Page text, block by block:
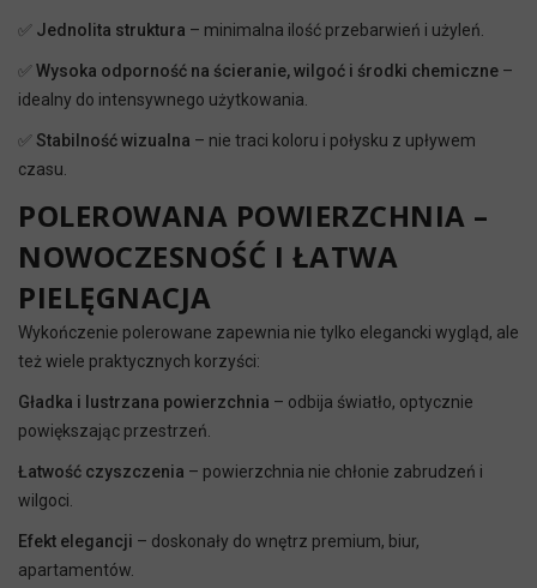
✅ Jednolita struktura – minimalna ilość przebarwień i użyleń.
✅Wysoka odporność na ścieranie, wilgoć i środki chemiczne –
idealny do intensywnego użytkowania.
✅Stabilność wizualna – nie traci koloru i połysku z upływem
czasu.
POLEROWANA POWIERZCHNIA –
NOWOCZESNOŚĆ I ŁATWA
PIELĘGNACJA
Wykończenie polerowane zapewnia nie tylko elegancki wygląd, ale
też wiele praktycznych korzyści:
Gładka i lustrzana powierzchnia – odbija światło, optycznie
powiększając przestrzeń.
Łatwość czyszczenia – powierzchnia nie chłonie zabrudzeń i
wilgoci.
Efekt elegancji – doskonały do wnętrz premium, biur,
apartamentów.